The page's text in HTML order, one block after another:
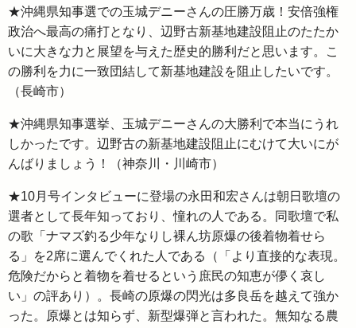
★沖縄県知事選での玉城デニーさんの圧勝万歳！安倍強権
政治へ最高の痛打となり、辺野古新基地建設阻止のたたか
いに大きな力と展望を与えた歴史的勝利だと思います。こ
の勝利を力に一致団結して新基地建設を阻止したいです。
（長崎市）
★沖縄県知事選挙、玉城デニーさんの大勝利で本当にうれ
しかったです。辺野古の新基地建設阻止にむけて大いにが
んばりましょう！（神奈川・川崎市）
★10月号インタビューに登場の永田和宏さんは朝日歌壇の
選者として長年知っており、憧れの人である。同歌壇で私
の歌「ナマズ釣る少年なりし裸ん坊原爆の後着物着せら
る」を2席に選んでくれた人である（「より直接的な表現。
危険だからと着物を着せるという庶民の知恵が儚く哀し
い」の評あり）。長崎の原爆の閃光は多良岳を越えて強か
った。原爆とは知らず、新型爆弾と言われた。無知なる農